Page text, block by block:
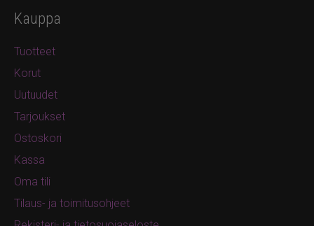
Kauppa
Tuotteet
Korut
Uutuudet
Tarjoukset
Ostoskori
Kassa
Oma tili
Tilaus- ja toimitusohjeet